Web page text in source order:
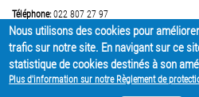
Téléphone:022 807 27 97
PARTAGER
Nous utilisons des cookies pour
trafic sur notre site. En navigant sur ce
statistique de cookies destinés à son
Plus d'information sur notre Règlement de